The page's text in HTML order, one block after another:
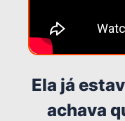
Ela já
achava